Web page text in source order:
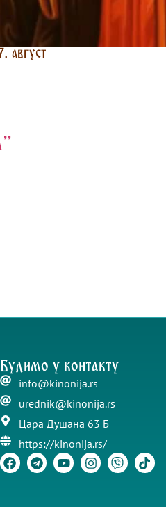
август
Будимо у контакту
info@kinonija.rs
urednik@kinonija.rs
Цара Душана 63 Б
https://kinonija.rs/